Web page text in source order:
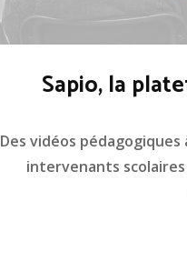
Sapio, la
Des vidéos
intervenants